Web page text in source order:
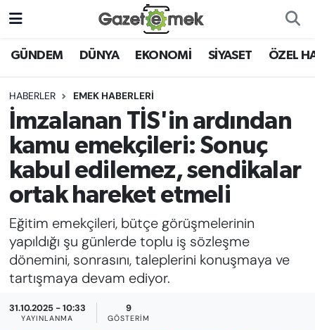
GÜNDEM DÜNYA EKONOMİ SİYASET ÖZEL
HABERLER EMEK HABERLERİ
İmzalanan TİS'in ardından
kamu emekçileri: Sonuç
kabul edilemez, sendikalar
ortak hareket etmeli
Eğitim emekçileri, bütçe görüşmelerinin
yapıldığı şu günlerde toplu iş sözleşme
dönemini, sonrasını, taleplerini konuşmaya ve
tartışmaya devam ediyor.
31.10.2025 - 10:33
YAYINLANMA
9
GÖSTERIM
DÜNYA
EKONOMİ
EMEK HABERLERİ
YENİ MEDYADA EMEK
GAZETECİLİĞİNİ GELİŞTİRMEK
FAYDALI BİLGİLER
GÜNDEM
EĞİTİM
KADIN
Nöbetçi Eczaneler
Hava Durumu
İstanbul Namaz Vakitleri
Trafik Durumu
Süper Lig Puan Durumu ve Fikstür
Tüm Manşetler
Son Dakika Haberleri
Haber Arşivi